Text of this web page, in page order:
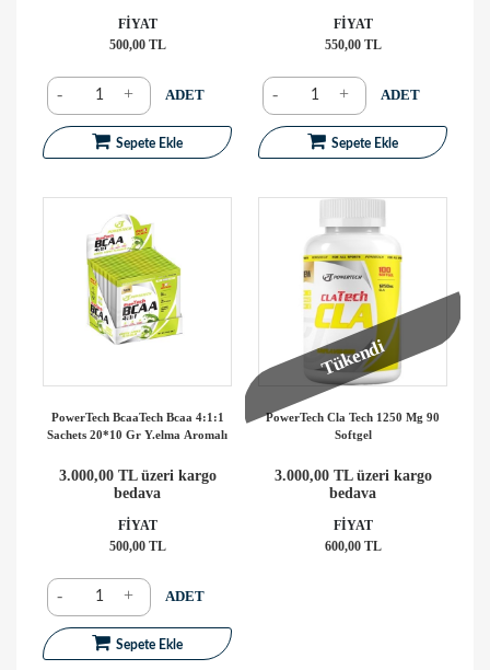
FİYAT
500,00 TL
- + ADET
Sepete Ekle
FİYAT
550,00 TL
- + ADET
Sepete Ekle
PowerTech BcaaTech Bcaa 4:1:1
Sachets 20*10 Gr Y.elma Aromalı
3.000,00 TL üzeri kargo
bedava
FİYAT
500,00 TL
- + ADET
Sepete Ekle
Tükendi
PowerTech Cla Tech 1250 Mg 90
Softgel
3.000,00 TL üzeri kargo
bedava
FİYAT
600,00 TL